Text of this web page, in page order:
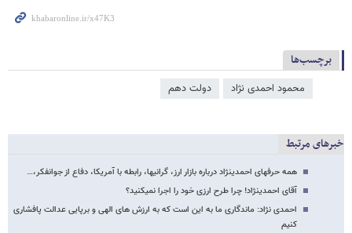
برچسب‌ها
محمود احمدی ‌نژاد دولت دهم
خبرهای مرتبط
همه حرف​های احمدی​نژاد درباره بازار ارز، گرانی​ها، رابطه با آمریکا، دفاع از جوانفکر،…
آقای احمدی​نژاد! چرا طرح ارزی خود را اجرا نمی​کنید؟
احمدی نژاد: ماندگاری ما به این است که به ارزش های الهی و برپایی عدالت پافشاری
کنیم